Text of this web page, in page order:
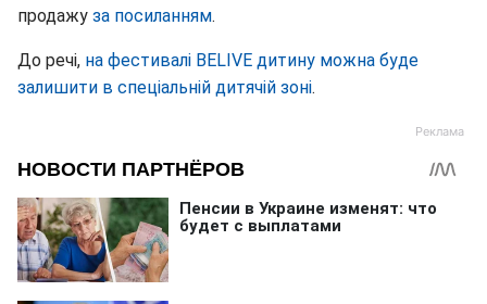
продажу за посиланням.
До речі, на фестивалі BELIVE дитину можна буде
залишити в спеціальній дитячій зоні.